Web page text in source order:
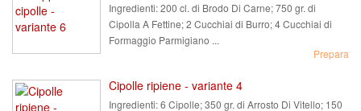
Ingredienti:200 cl. di Brodo Di Carne; 750 gr. di
Cipolla A Fettine; 2 Cucchiai di Burro; 4 Cucchiai di
Formaggio Parmigiano ...
Prepara
Cipolle ripiene - variante 4
Ingredienti:6 Cipolle; 350 gr. di Arrosto Di Vitello; 150